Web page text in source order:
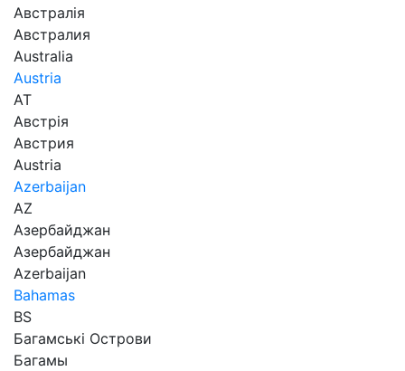
Австралія
Австралия
Australia
Austria
AT
Австрія
Австрия
Austria
Azerbaijan
AZ
Азербайджан
Азербайджан
Azerbaijan
Bahamas
BS
Багамські Острови
Багамы